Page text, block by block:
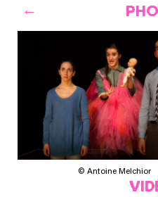
© Antoine Melchior